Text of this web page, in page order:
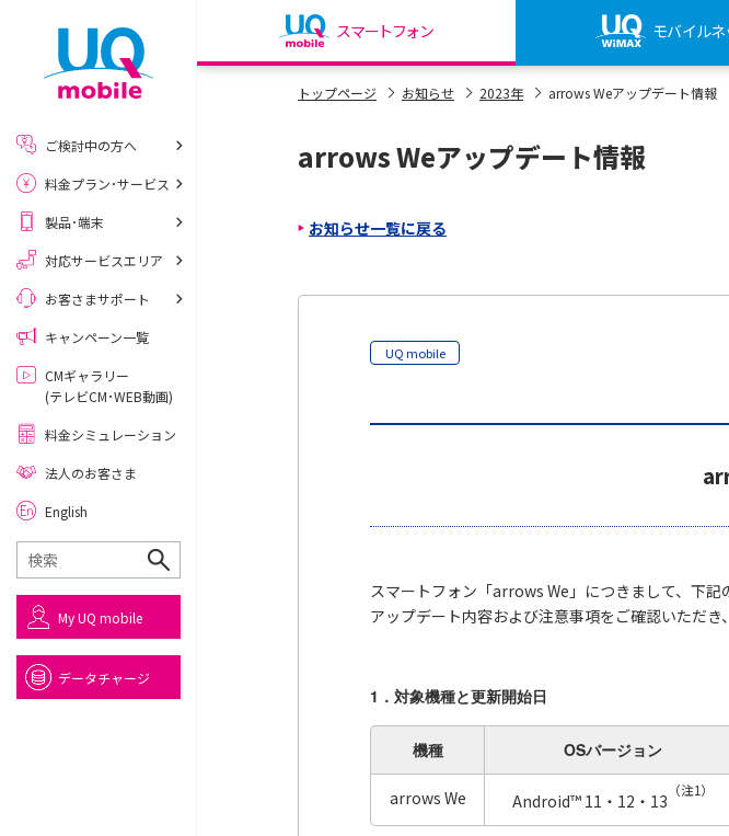
スマートフォン モバイルネ
my UQ WiMAX
My UQ mobile
UQ mobile
トップページ お知らせ 2023年 arrows Weアップデート情報
arrows Weアップデート情報
お知らせ一覧に戻る
UQ mobile
スマートフォン「arrows We」につきまして、下記
アップデート内容および注意事項をご確認いただ
1．対象機種と更新開始日
機種 OSバージョン
arrows We Android™ 11・12・13
（注1）
ご検討中の方へ
料金プラン･サービス
製品･端末
対応サービスエリア
お客さまサポート
キャンペーン一覧
CMギャラリー
(テレビCM･WEB動画)
料金シミュレーション
法人のお客さま
English
My UQ mobile
データチャージ